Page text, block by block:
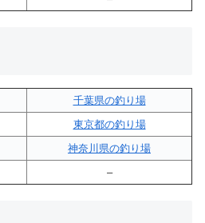
千葉県の釣り場
東京都の釣り場
神奈川県の釣り場
–